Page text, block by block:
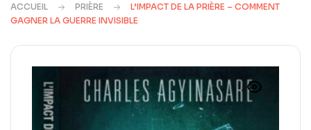
ACCUEIL PRIÈRE
L’IMPACT DE LA PRIÈRE – COMMENT
GAGNER LA GUERRE INVISIBLE